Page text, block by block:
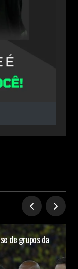
de grupos da